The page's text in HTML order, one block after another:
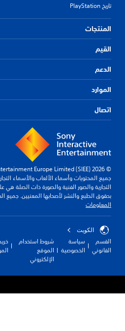
تاريخ PlayStation
المنتجات
القيم
الدعم
الموارد
اتصال
© 2026 Sony Interactive Entertainment Europe Limited (SIEE)
جميع المحتويات وأسماء الألعاب والأسماء
التجارية والصور الفنية والصورة ذات الصلة هي
بحقوق الطبع والنشر لأصحابها المعنيين. جميع
المعلومات
الكويت‎
القسم
القانوني
سياسة
الخصوصية
شروط استخدام
الموقع
الإلكتروني